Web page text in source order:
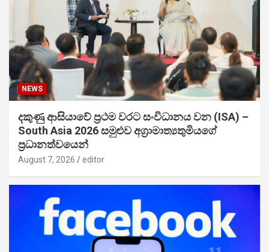
NEWS
දකුණු ආසියාවේ ප්‍රථම වරට සංවිධානය වන (ISA) –
South Asia 2026 සමුළුව අග්‍රාමාත්‍යතුමියගේ
ප්‍රධානත්වයෙන්
August 7, 2026 editor